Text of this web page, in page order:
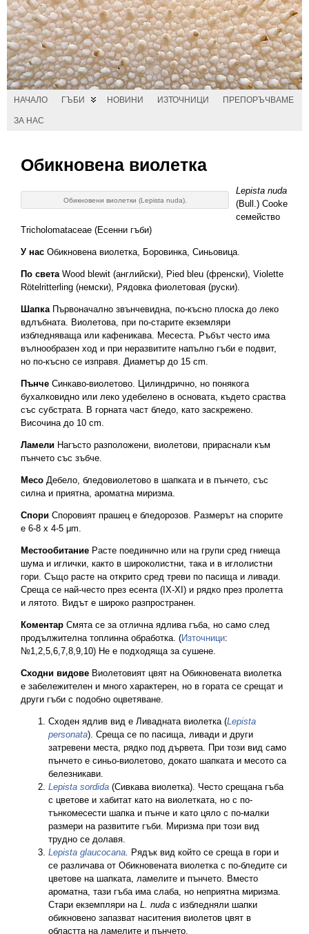
НАЧАЛО ГЪБИ НОВИНИ ИЗТОЧНИЦИ ПРЕПОРЪЧВАМЕ
ЗА НАС
Обикновена виолетка
Обикновени виолетки (Lepista nuda).
Lepista nuda
(Bull.) Cooke
семейство
Tricholomataceae (Есенни гъби)
У нас Обикновена виолетка, Боровинка, Синьовица.
По светаWood blewit (английски), Pied bleu (френски), Violette
Rötelritterling (немски), Рядовка фиолетовая (руски).
ШапкаПървоначално звънчевидна, по-късно плоска до леко
вдлъбната. Виолетова, при по-старите екземляри
избледняваща или кафеникава. Месеста. Ръбът често има
вълнообразен ход и при неразвитите напълно гъби е подвит,
но по-късно се изправя. Диаметър до 15 cm.
Пънче Синкаво-виолетово. Цилиндрично, но понякога
бухалковидно или леко удебелено в основата, където сраства
със субстрата. В горната част бледо, като заскрежено.
Височина до 10 cm.
Ламели Нагъсто разположени, виолетови, прираснали към
пънчето със зъбче.
Месо Дебело, бледовиолетово в шапката и в пънчето, със
силна и приятна, ароматна миризма.
Спори Споровият прашец е бледорозов. Размерът на спорите
е 6-8 х 4-5 μm.
Местообитание Расте поединично или на групи сред гниеща
шума и иглички, както в широкoлистни, така и в иглолистни
гори. Също расте на открито сред треви по пасища и ливади.
Среща се най-често през есента (IX-XI) и рядко през пролетта
и лятото. Видът е широко разпространен.
Коментар Смята се за отлична ядлива гъба, но само след
продължителна топлинна обработка. (Източници:
№1,2,5,6,7,8,9,10) Не е подходяща за сушене.
Сходни видове Виолетовият цвят на Обикновената виолетка
е забележителен и много характерен, но в гората се срещат и
други гъби с подобно оцветяване.
Сходен ядлив вид е Ливадната виолетка (Lepista
personata). Среща се по пасища, ливади и други
затревени места, рядко под дървета. При този вид само
пънчето е синьо-виолетово, докато шапката и месото са
белезникави.
Lepista sordida (Сивкава виолетка). Често срещана гъба
с цветове и хабитат като на виолетката, но с по-
тънкомесести шапка и пънче и като цяло с по-малки
размери на развитите гъби. Миризма при този вид
трудно се долавя.
Lepista glaucocana. Рядък вид който се среща в гори и
се различава от Обикновената виолетка с по-бледите си
цветове на шапката, ламелите и пънчето. Вместо
ароматна, тази гъба има слаба, но неприятна миризма.
Стари екземпляри на L. nuda с избледняли шапки
обикновено запазват наситения виолетов цвят в
областта на ламелите и пънчето.